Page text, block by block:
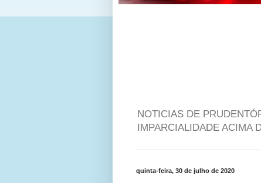
NOTICIAS DE
IMPARCIALIDADE ACIMA
quinta-feira, 30 de julho de 2020